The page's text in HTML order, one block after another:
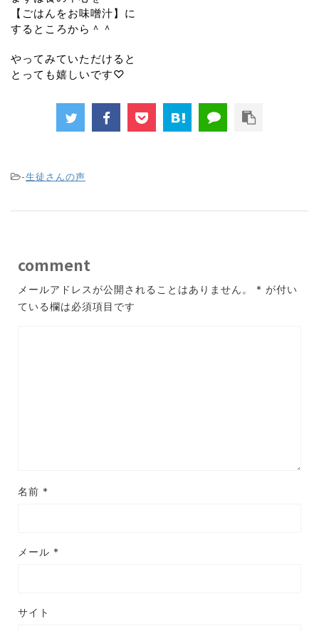
【ごはんをお味噌汁】に
するところから＾＾
やってみていただけると
とっても嬉しいです♡
-生徒さんの声
comment
メールアドレスが公開されることはありません。 * が付い
ている欄は必須項目です
名前 *
メール *
サイト